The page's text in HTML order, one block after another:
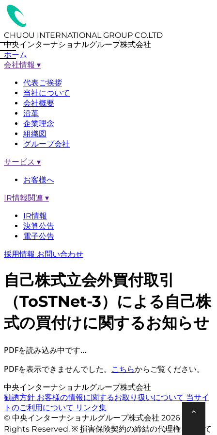
CHUOU INTERNATIONAL GROUP CO.LTD
中央インターナショナルグループ株式会社
ホーム
会社情報 ▾
代表ご挨拶
当社について
会社概要
沿革
企業理念
組織図
グループ会社
サービス ▾
お客様へ
IR情報関連 ▾
IR情報
決算公告
電子公告
採用情報 お問い合わせ
自己株式立会外買付取引
（ToSTNet-3）による自己株
式の買付けに関するお知らせ
PDFを読み込み中です…
PDFを表示できませんでした。 こちらからご覧ください。
中央インターナショナルグループ株式会社
勧誘方針 お客様の情報に関するお取り扱いについて 当サイ
トのご利用について リンク集
© 中央インターナショナルグループ株式会社 2026 All
Rights Reserved. ※ 損害保険契約の締結の代理権を有して